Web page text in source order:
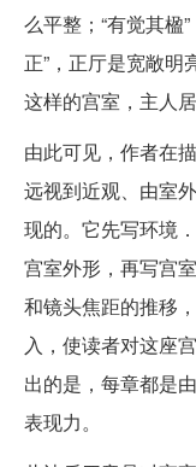
么平整；“有觉其楹
正”，正厅是宽敞明
这样的宫室，主人
由此可见，作者在
远视到近观、由室
现的。它先写环境
宫室外形，再写宫
和镜头焦距的推移
入，使读者对这座
出的是，每章都是
表现力。